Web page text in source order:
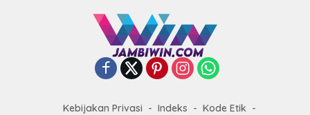
Kebijakan Privasi Indeks
Kode Etik